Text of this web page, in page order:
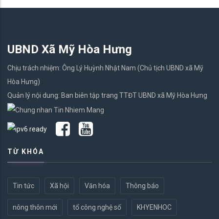
UBND Xã Mỹ Hòa Hưng
Chịu trách nhiệm: Ông Lý Huỳnh Nhật Nam (Chủ tịch UBND xã Mỹ
Hòa Hưng)
Quản lý nội dung: Ban biên tập trang TTĐT UBND xã Mỹ Hòa Hưng
TỪ KHÓA
Tin tức Xã hội Văn hóa Thông báo
nông thôn mới tổ công nghệ số KHYENHOC